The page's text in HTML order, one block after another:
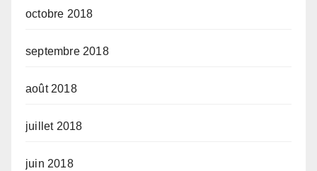
octobre 2018
septembre 2018
août 2018
juillet 2018
juin 2018